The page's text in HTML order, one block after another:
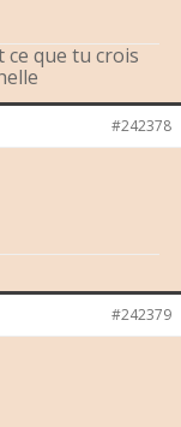
ce que tu crois
#242378
#242379